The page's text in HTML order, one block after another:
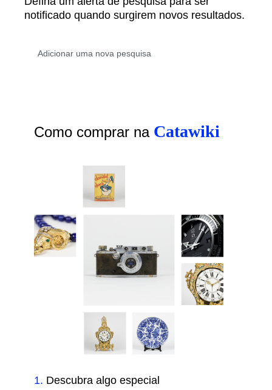
notificado quando surgirem novos resultados.
Como comprar na Catawiki
1. Descubra algo especial